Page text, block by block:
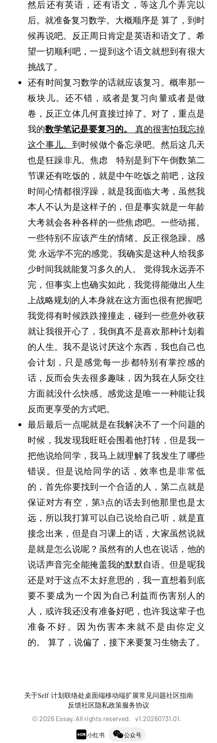
然后还有英语，还有语文，等这几个弄完以
后。就准备复习数学。大概顺序是 算了，到时
候再说吧。反正周日肯定是英语和语文了。希
望一切顺利吧，一提到这个语文就想到有很大
挑战了。
还有时间复习数学的话就应该复习。概率那一
板块儿。还不错，或者是复习向量或者是做
卷，反正立体几何直接过掉了。对了，重点是
我的数学笔记是要复习的。
真的很害怕我忘掉
这个事儿。 到时候做个备忘录吧。然后这几天
也是狂躁非凡。焦虑   特别是到下午倒数第二
节课还有吃饭的，就是中午吃饭之前吧，这段
时间心情都很浮躁，就是我面临大考，虽然我
本人不认为是这样子的，但是事实就是一年龄
大考就会各种各样的一些焦虑吧。一些动摇。
一些特别不应该产生的情绪。反正很急躁。感
觉 永远学不完的感觉。我确实是这种人给我多
少时间我就能复习多久的人。 觉得我永远弄不
完，但事实上也确实如此，我觉得能做出人生
上战略规划的人本身就在这方面也很有把握吧
我觉得有时候跌跌撞撞走，碰到一些意外收获
就让我很开心了，我倒真不是喜欢那种计划着
的人生。我不是说讨厌这个东西，我也自己也
会计划，只是感觉每一步都特别有掌控感的
话，反而会失去很多趣味，因为我在人际交往
方面就没什么快感。感觉这是唯一一种能让我
反而更享受的方式吧。
最后最后一点呢就是在我解决不了一个问题的
时候，我发现我旺旺会围着他打转，但是我一
把他说给同学，我马上就理解了我发生了哪些
错误。但是说给同学的话，效率也是非常低
的，首先你要找到一个合适的人，第二点就是
保证对方有空，第3点的话去到他那里也是太
远，所以我打算可以自己说给自己听，就是直
接念出来，但是自习课上的话，大家虽然说就
是就是怎么说呢？虽然有的人也在说话，他的
说话声音完全能掩盖我的默默自语。但是呢我
还是对于这点不太好意思的，我一直想着到底
要不要成为一个因为自己利益而伤害别人的
人，或许我还没有准备好吧，也许我这辈子也
准备不好。因为伤害本来就不是由你定义
的。 算了，说偏了，接下来要复习生物去了。
关于Self 计划联络处桌面端移动端扩展常见问题社区指南
反馈社区隐私政策服务协议
© 2026 Essay. All rights reserved. v1.20260731.01.
小红书 公众号